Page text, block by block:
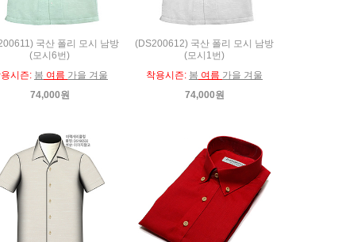
국산 폴리 모시 남방
(모시6번)
시즌: 봄 여름 가을 겨울
74,000원
(DS200612) 국산 폴리 모시 남방
(모시1번)
착용시즌: 봄 여름 가을 겨울
74,000원